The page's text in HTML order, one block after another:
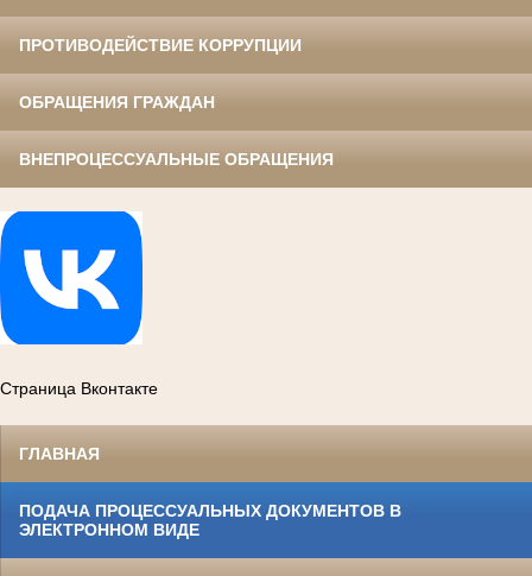
ПРОТИВОДЕЙСТВИЕ КОРРУПЦИИ
ОБРАЩЕНИЯ ГРАЖДАН
ВНЕПРОЦЕССУАЛЬНЫЕ ОБРАЩЕНИЯ
Страница Вконтакте
ГЛАВНАЯ
ПОДАЧА ПРОЦЕССУАЛЬНЫХ ДОКУМЕНТОВ В
ЭЛЕКТРОННОМ ВИДЕ